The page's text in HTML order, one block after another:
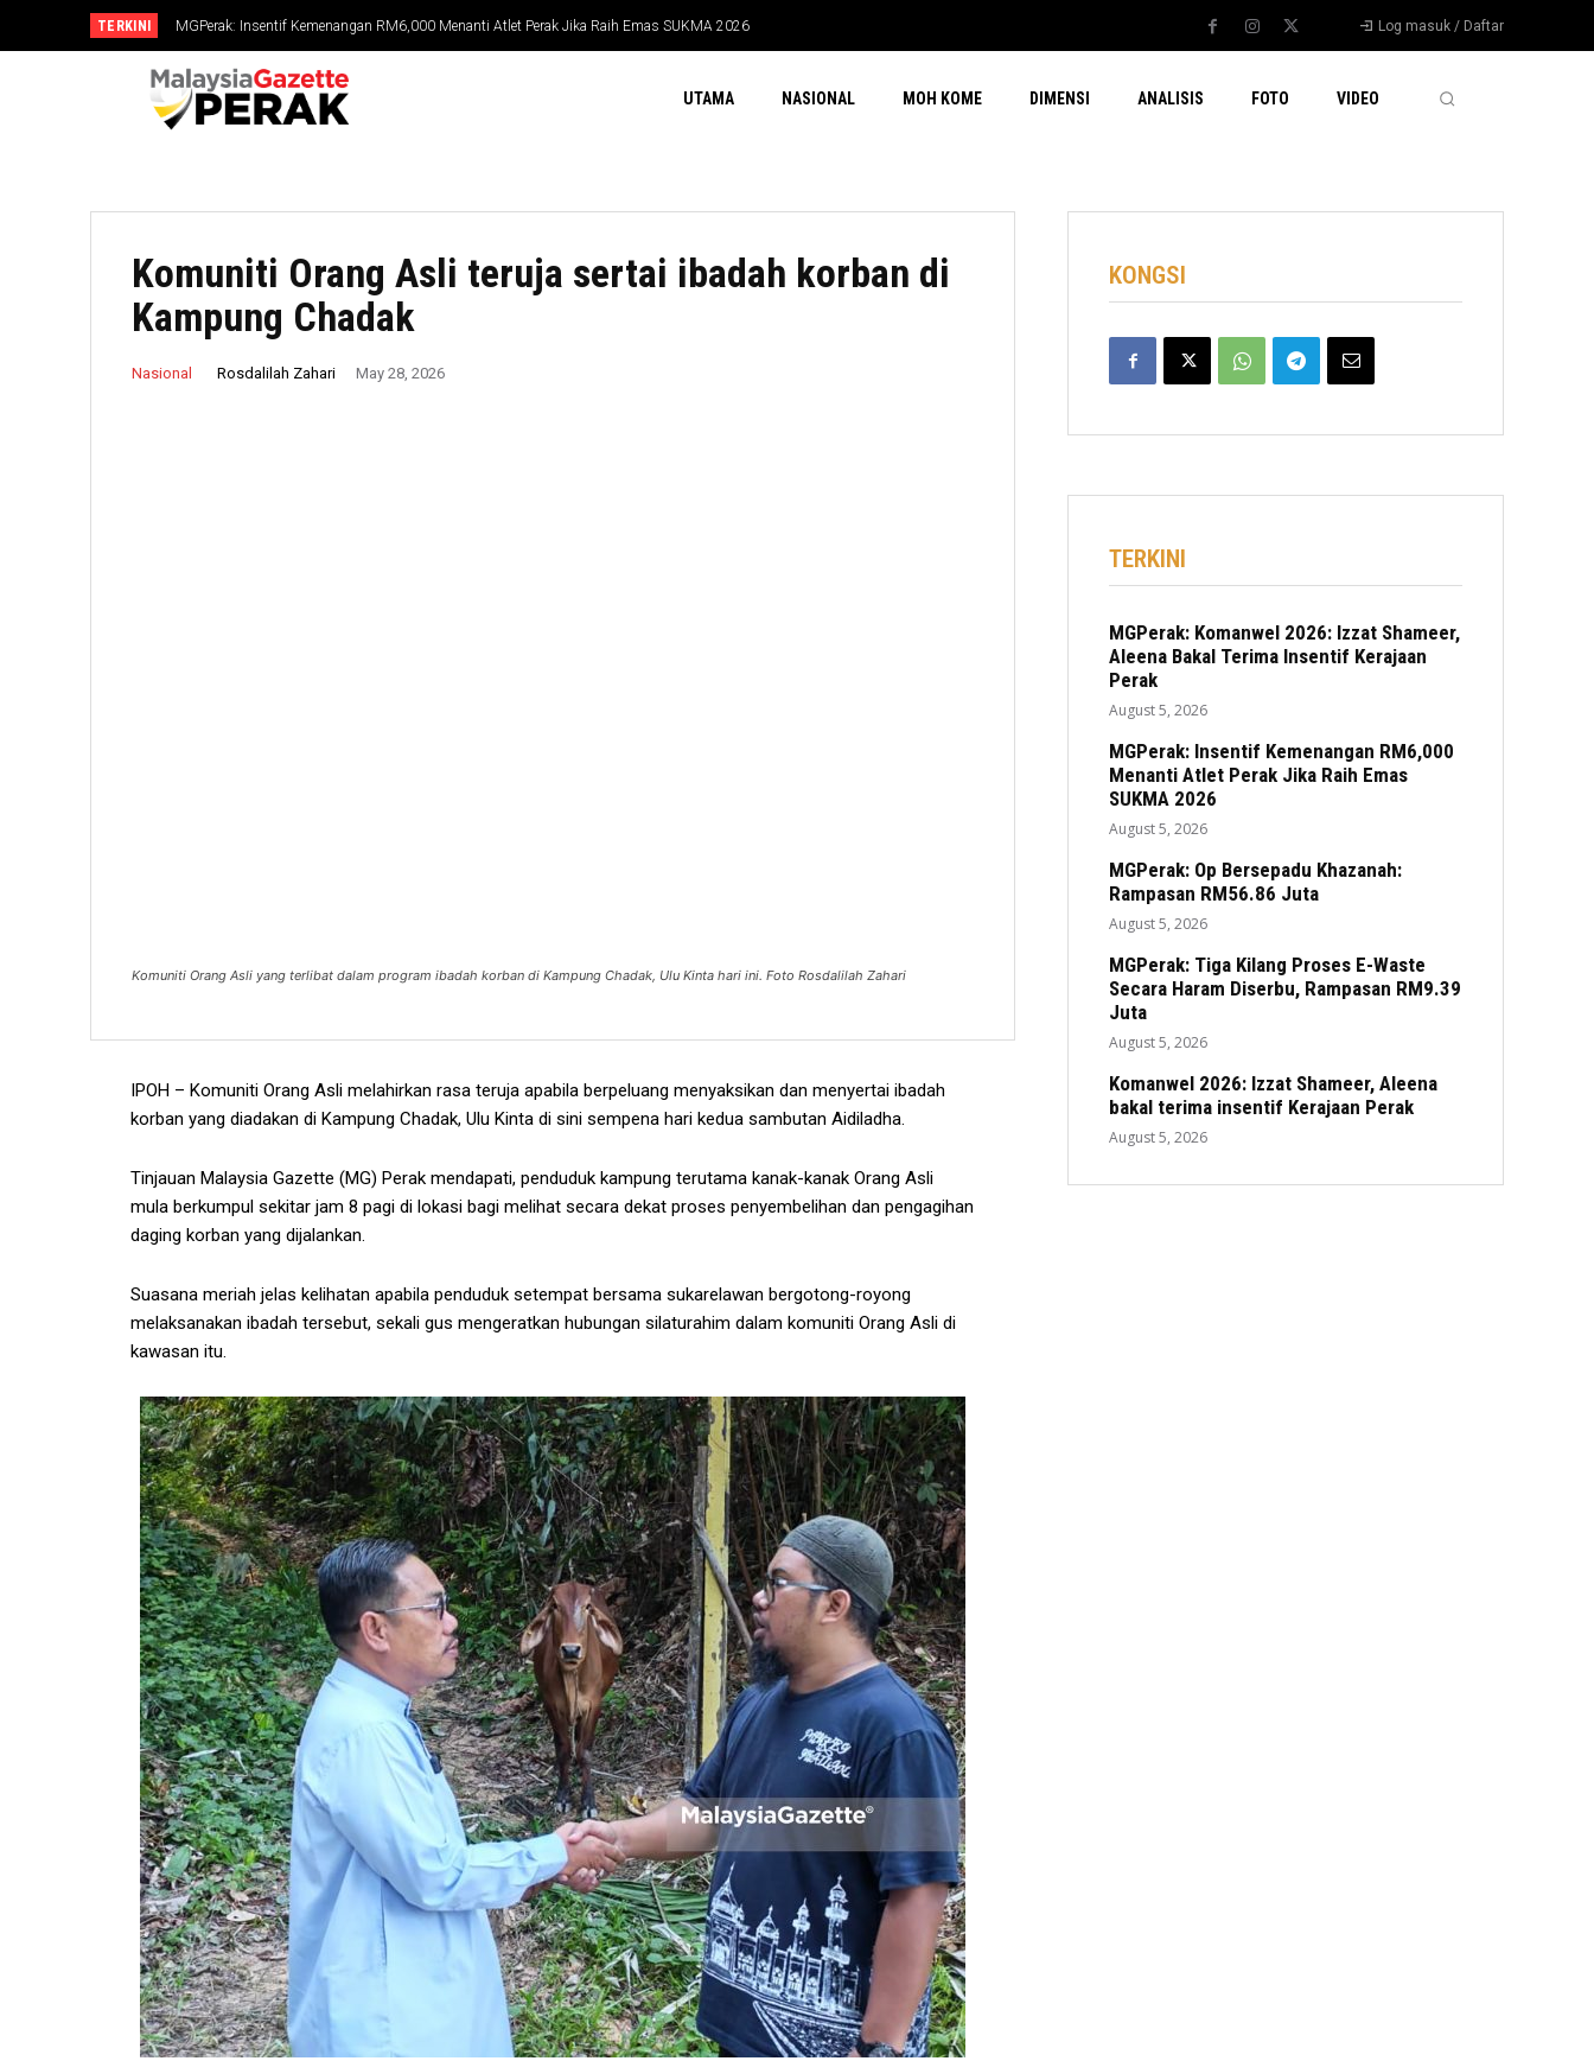
TERKINI MGPerak: Insentif Kemenangan RM6,000 Menanti Atlet Perak Jika Raih Emas SUKMA 2026
MGPerak: Op Bersepadu Khazanah: Rampasan RM56.86 Juta Log masuk / Daftar
UTAMA NASIONAL MOH KOME DIMENSI ANALISIS FOTO VIDEO
Komuniti Orang Asli teruja sertai ibadah korban di
Kampung Chadak
Nasional Rosdalilah Zahari May 28, 2026
Komuniti Orang Asli yang terlibat dalam program ibadah korban di Kampung Chadak, Ulu Kinta hari ini. Foto Rosdalilah Zahari
IPOH – Komuniti Orang Asli melahirkan rasa teruja apabila berpeluang menyaksikan dan menyertai ibadah
korban yang diadakan di Kampung Chadak, Ulu Kinta di sini sempena hari kedua sambutan Aidiladha.
Tinjauan Malaysia Gazette (MG) Perak mendapati, penduduk kampung terutama kanak-kanak Orang Asli
mula berkumpul sekitar jam 8 pagi di lokasi bagi melihat secara dekat proses penyembelihan dan pengagihan
daging korban yang dijalankan.
Suasana meriah jelas kelihatan apabila penduduk setempat bersama sukarelawan bergotong-royong
melaksanakan ibadah tersebut, sekali gus mengeratkan hubungan silaturahim dalam komuniti Orang Asli di
kawasan itu.
KONGSI
TERKINI
MGPerak: Komanwel 2026: Izzat Shameer,
Aleena Bakal Terima Insentif Kerajaan
Perak
August 5, 2026
MGPerak: Insentif Kemenangan RM6,000
Menanti Atlet Perak Jika Raih Emas
SUKMA 2026
August 5, 2026
MGPerak: Op Bersepadu Khazanah:
Rampasan RM56.86 Juta
August 5, 2026
MGPerak: Tiga Kilang Proses E-Waste
Secara Haram Diserbu, Rampasan RM9.39
Juta
August 5, 2026
Komanwel 2026: Izzat Shameer, Aleena
bakal terima insentif Kerajaan Perak
August 5, 2026